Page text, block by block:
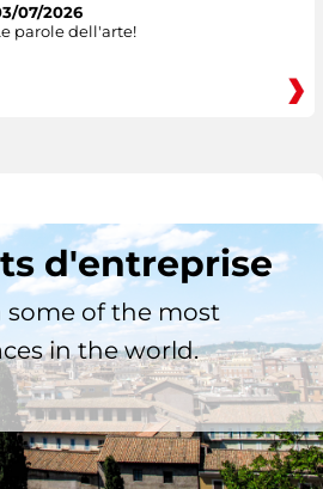
07/2026
parole dell'arte!
d'entreprise
some of the most
in the world.